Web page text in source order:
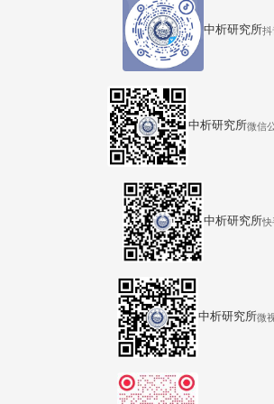
中析研究所抖
中析研究所微信
中析研究所快
中析研究所微